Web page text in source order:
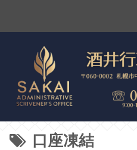
口座凍結